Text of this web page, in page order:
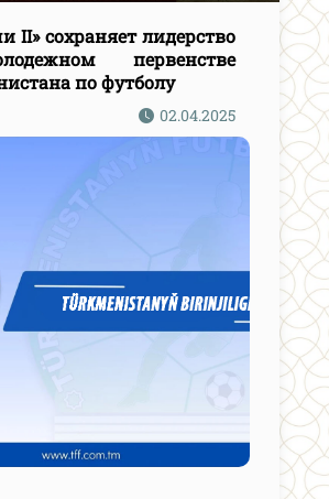
II» сохраняет лидерство
первенстве
по футболу
02.04.2025